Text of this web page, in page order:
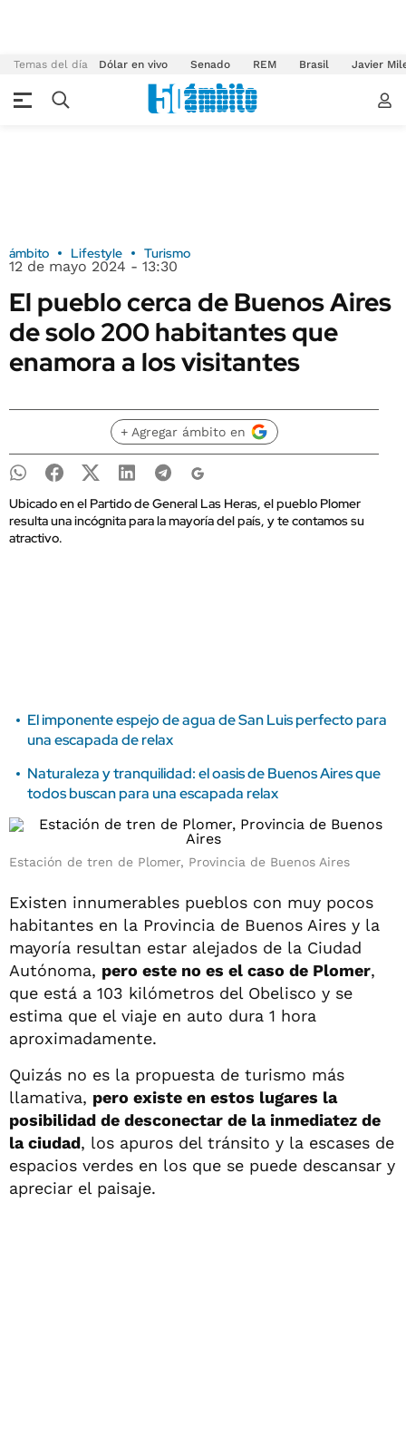
Temas del día Dólar en vivo Senado REM Brasil Javier
ámbito Lifestyle Turismo
12 de mayo 2024 - 13:30
El pueblo cerca de Buenos Aires
de solo 200 habitantes que
enamora a los visitantes
+ Agregar ámbito en
Ubicado en el Partido de General Las Heras, el pueblo Plomer
resulta una incógnita para la mayoría del país, y te contamos su
atractivo.
El imponente espejo de agua de San Luis perfecto para
una escapada de relax
Naturaleza y tranquilidad: el oasis de Buenos Aires que
todos buscan para una escapada relax
Estación de tren de Plomer, Provincia de Buenos Aires
Existen innumerables pueblos con muy pocos
habitantes en la Provincia de Buenos Aires y la
mayoría resultan estar alejados de la Ciudad
Autónoma, pero este no es el caso de Plomer,
que está a 103 kilómetros del Obelisco y se
estima que el viaje en auto dura 1 hora
aproximadamente.
Quizás no es la propuesta de turismo más
llamativa, pero existe en estos lugares la
posibilidad de desconectar de la inmediatez de
la ciudad, los apuros del tránsito y la escases de
espacios verdes en los que se puede descansar y
apreciar el paisaje.